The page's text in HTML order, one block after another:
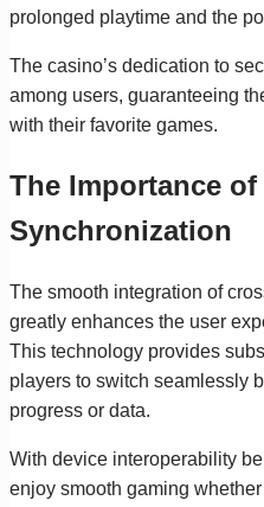
prolonged playtime and the
The casino’s dedication to
among users, guaranteeing
with their favorite games.
The Importance
Synchronization
The smooth integration of
greatly enhances the user
This technology provides
players to switch seamlessly
progress or data.
With device interoperability
enjoy smooth gaming